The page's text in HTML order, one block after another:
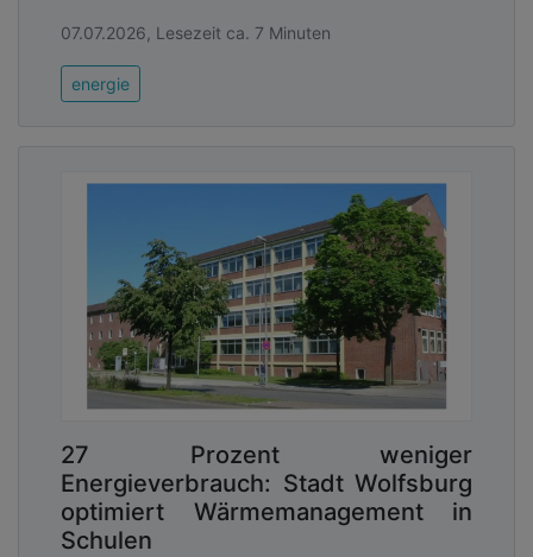
07.07.2026, Lesezeit ca. 7 Minuten
energie
27 Prozent weniger
Energieverbrauch: Stadt Wolfsburg
optimiert Wärmemanagement in
Schulen